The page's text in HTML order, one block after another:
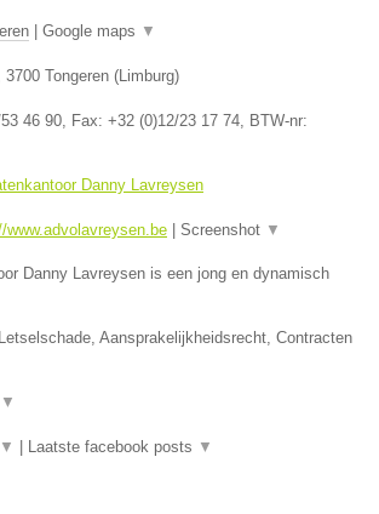
Google maps ▼
3700 Tongeren (Limburg)
46 90, Fax: +32 (0)12/23 17 74, BTW-nr:
Danny Lavreysen
www.advolavreysen.be Screenshot ▼
Danny Lavreysen is een jong en dynamisch
Aansprakelijkheidsrecht, Contracten
▼
▼ Laatste facebook posts ▼